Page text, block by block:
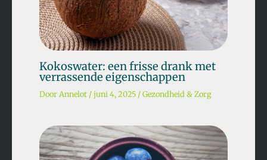
Kokoswater: een frisse drank met
verrassende eigenschappen
Door Annelot /juni 4, 2025 /Gezondheid & Zorg